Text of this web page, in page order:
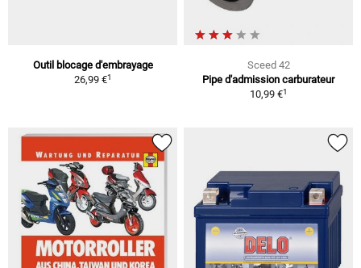
Outil blocage d'embrayage
26,99 €1
Sceed 42
Pipe d'admission carburateur
10,99 €1